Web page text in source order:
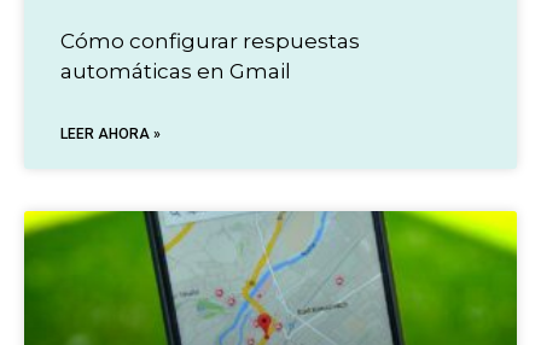
Cómo configurar respuestas
automáticas en Gmail
LEER AHORA »